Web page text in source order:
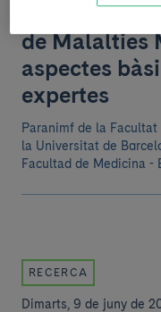
XV Jornada
de Malalties
aspectes
expertes
Paranimf de la
la Universitat de
Facultad de Medicina -
RECERCA
Dimarts, 9 de juny de